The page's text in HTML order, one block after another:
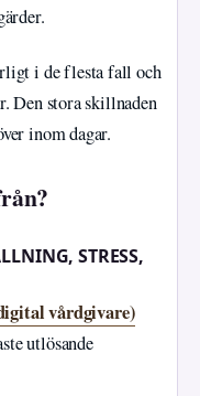
i de flesta fall och
Den stora skillnaden
inom dagar.
STRESS,
vårdgivare)
utlösande